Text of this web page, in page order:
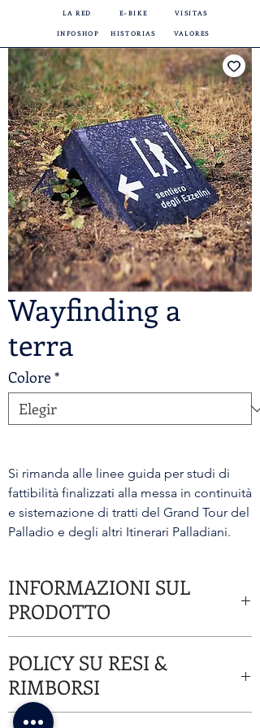
E-BIKE
LA RED VISITAS
HISTORIAS
INFOSHOP VALORES
Wayfinding a
terra
Colore *
Si rimanda alle linee guida per studi di
fattibilità finalizzati alla messa in continuità
e sistemazione di tratti del Grand Tour del
Palladio e degli altri Itinerari Palladiani.
INFORMAZIONI SUL
PRODOTTO
posto perfetto per aggiungere maggiori
informazioni sul prodotto, come dimensioni,
materiali, istruzioni per la manutenzione e
istruzioni per la pulizia. Sono anche uno spazio
POLICY SU RESI &
RIMBORSI
Sono le norme su Rimborsi e rese. Sono un